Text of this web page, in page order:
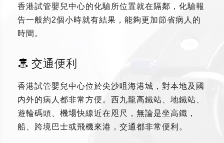
香港試管嬰兒中心的化驗所位置就在隔鄰，化驗報
告一般約2個小時就有結果，能夠更加節省病人的
時間。
交通便利
香港試管嬰兒中心位於尖沙咀海港城，對本地及國
内外的病人都非常方便。西九龍高鐵站、地鐵站、
遊輪碼頭、機場快線近在咫尺，無論是坐高鐵，
船、跨境巴士或飛機來港，交通都非常便利。